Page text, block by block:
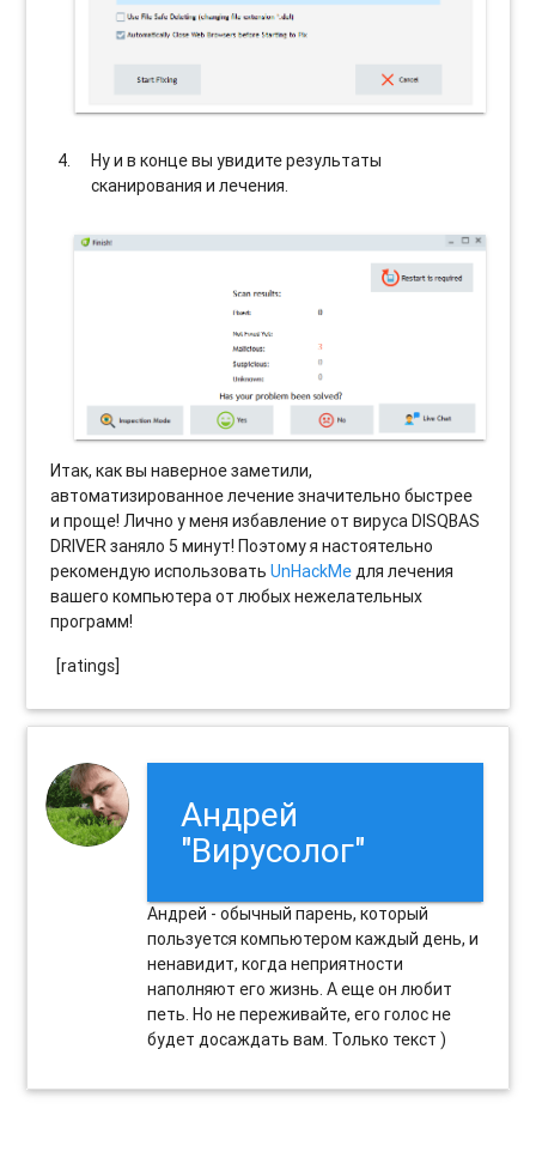
Ну и в конце вы увидите результаты
сканирования и лечения.
Итак, как вы наверное заметили,
автоматизированное лечение значительно быстрее
и проще! Лично у меня избавление от вируса DISQBAS
DRIVER заняло 5 минут! Поэтому я настоятельно
рекомендую использоватьUnHackMeдля лечения
вашего компьютера от любых нежелательных
программ!
[ratings]
Андрей
"Вирусолог"
Андрей - обычный парень, который
пользуется компьютером каждый день, и
ненавидит, когда неприятности
наполняют его жизнь. А еще он любит
петь. Но не переживайте, его голос не
будет досаждать вам. Только текст )